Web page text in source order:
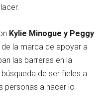
Kylie Minogue y Peggy
la marca de apoyar a
las barreras en la
de ser fieles a
personas a hacer lo